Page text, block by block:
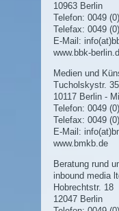
10963 Berlin
Telefon: 0049
Telefax: 0049
E-Mail:
www.bbk-
Medien und
Tucholskystr. 35
10117 Berlin -
Telefon: 0049
Telefax: 0049
E-Mail:
www.bmkb.de
Beratung rund
inbound media
Hobrechtstr. 18
12047 Berlin